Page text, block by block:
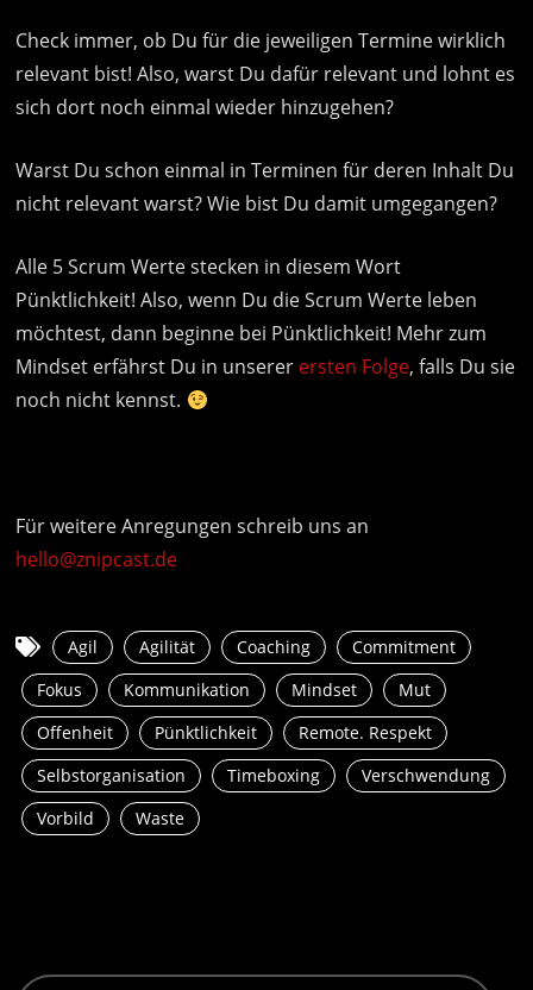
Check immer, ob Du für die jeweiligen Termine wirklich
relevant bist! Also, warst Du dafür relevant und lohnt es
sich dort noch einmal wieder hinzugehen?
Warst Du schon einmal in Terminen für deren Inhalt Du
nicht relevant warst? Wie bist Du damit umgegangen?
Alle 5 Scrum Werte stecken in diesem Wort
Pünktlichkeit! Also, wenn Du die Scrum Werte leben
möchtest, dann beginne bei Pünktlichkeit! Mehr zum
Mindset erfährst Du in unserer ersten Folge, falls Du sie
noch nicht kennst.
Für weitere Anregungen schreib uns an
hello@znipcast.de
Agil Agilität Coaching
Commitment
Fokus
Kommunikation Mindset
Mut
Offenheit
Pünktlichkeit
Remote. Respekt
Selbstorganisation
Timeboxing
Verschwendung
Vorbild
Waste